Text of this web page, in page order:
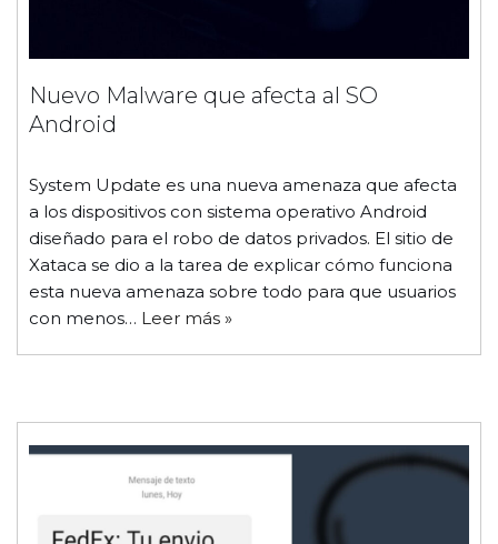
Nuevo Malware que afecta al SO
Android
System Update es una nueva amenaza que afecta
a los dispositivos con sistema operativo Android
diseñado para el robo de datos privados. El sitio de
Xataca se dio a la tarea de explicar cómo funciona
esta nueva amenaza sobre todo para que usuarios
con menos… Leer más »